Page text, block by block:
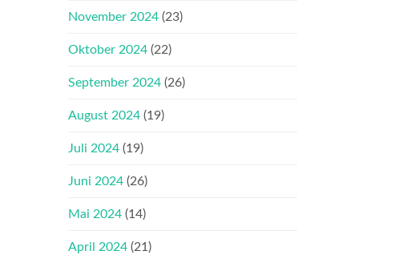
November 2024 (23)
Oktober 2024 (22)
September 2024 (26)
August 2024 (19)
Juli 2024 (19)
Juni 2024 (26)
Mai 2024 (14)
April 2024 (21)